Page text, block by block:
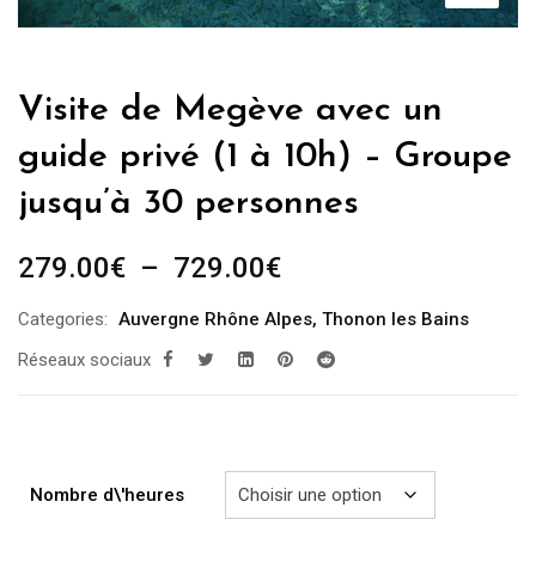
Visite de Megève avec un
guide privé (1 à 10h) – Groupe
jusqu’à 30 personnes
279.00€ – 729.00€Plage
prix :
279.00€
Categories: Auvergne Rhône Alpes, Thonon les Bains
Réseaux sociaux
Nombre d\'heures